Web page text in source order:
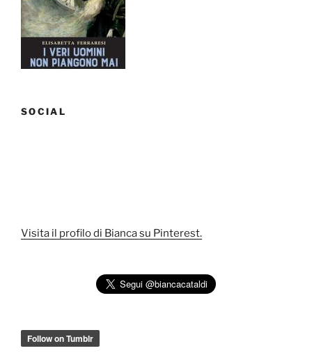
SOCIAL
Visita il profilo di Bianca su Pinterest.